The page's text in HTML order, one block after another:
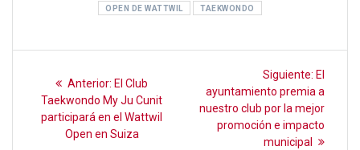
A ar
OPEN DE WATTWIL TAEKWONDO
entradas
Anterior: Entrada
anterior:
El Club
Taekwondo My Ju Cunit
participará en el Wattwil
Open en Suiza
Siguiente:
entrada:
El
ayuntamiento premia a
nuestro club por la mejor
promoción e impacto
municipal